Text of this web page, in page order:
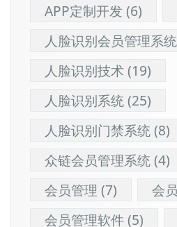
APP定制开发 (6)
人脸识别会员管理系统
人脸识别技术(19)
人脸识别系统(25)
人脸识别门禁系统(8)
众链会员管理系统(4)
会员管理 (7) 会
会员管理软件(5)